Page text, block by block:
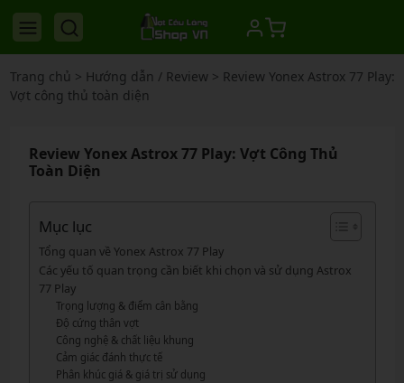
Trang chủ > Hướng dẫn / Review> Review Yonex Astrox 77 Play:
Vợt công thủ toàn diện
Review Yonex Astrox 77 Play: Vợt Công Thủ
Toàn Diện
Mục lục
Tổng quan về Yonex Astrox 77 Play
Các yếu tố quan trọng cần biết khi chọn và sử dụng Astrox
77 Play
Trọng lượng & điểm cân bằng
Độ cứng thân vợt
Công nghệ & chất liệu khung
Cảm giác đánh thực tế
Phân khúc giá & giá trị sử dụng